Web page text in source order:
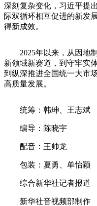
深刻复杂变化，习近平提
际双循环相互促进的新发
得新成效。
2025年以来，从因地制
新领域新赛道，到守牢实
到纵深推进全国统一大市
高质量发展。
统筹：韩珅、王志斌
编导：陈晓宇
配音：王帅龙
包装：夏勇、单怡颖
综合新华社记者报道
新华社音视频部制作